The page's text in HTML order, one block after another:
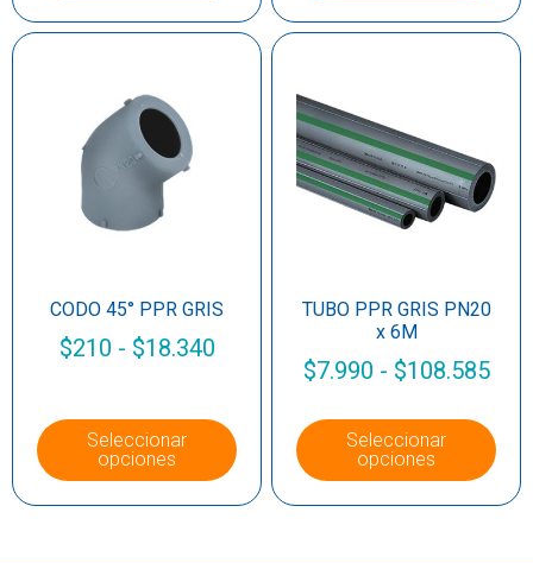
CODO 45° PPR GRIS
$210 - $18.340
Seleccionar
opciones
TUBO PPR GRIS PN20
x 6M
$7.990 - $108.585
Seleccionar
opciones